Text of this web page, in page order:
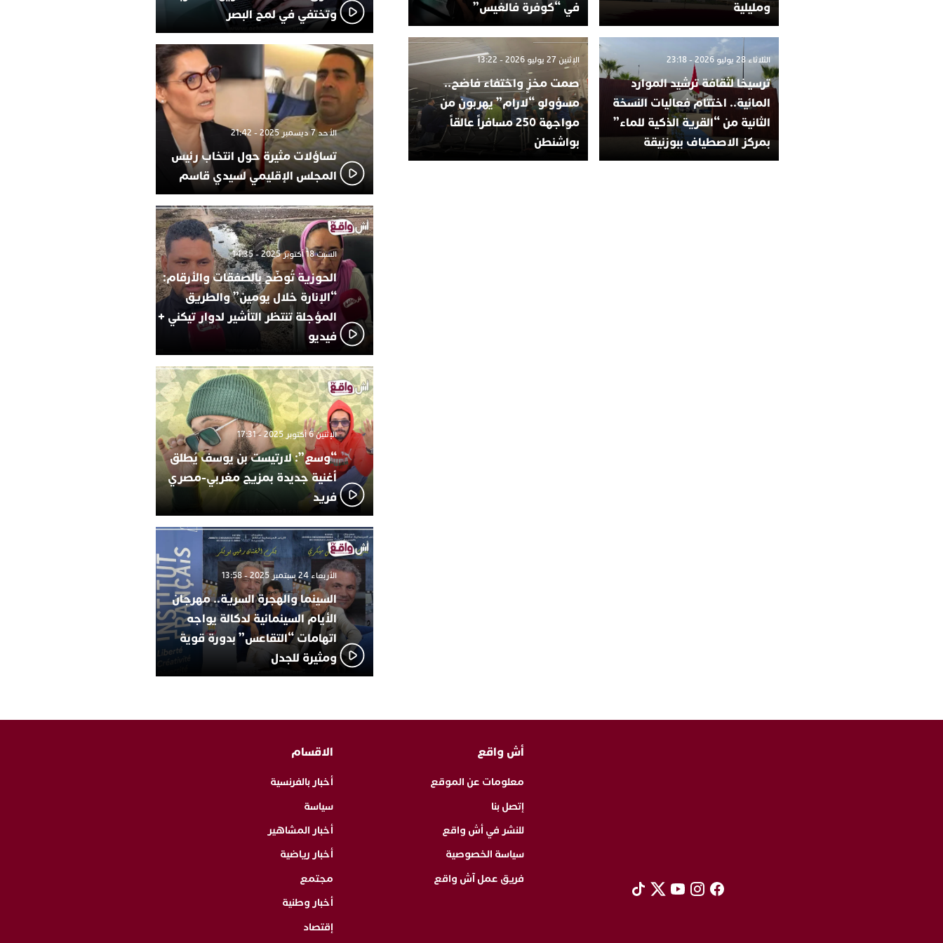
ومليلية
في “كوفرة فالغيس”
الثلاثاء 28 يوليو 2026 - 23:18
ترسيخا لثقافة ترشيد الموارد
المائية.. اختتام فعاليات النسخة
الثانية من “القرية الذكية للماء”
بمركز الاصطياف ببوزنيقة
الإثنين 27 يوليو 2026 - 13:22
صمت مخزٍ واختفاء فاضح..
مسؤولو “لارام” يهربون من
مواجهة 250 مسافراً عالقاً
بواشنطن
وتختفي في لمح البصر
الأحد 7 ديسمبر 2025 - 21:42
تساؤلات مثيرة حول انتخاب رئيس
المجلس الإقليمي لسيدي قاسم
السبت 18 أكتوبر 2025 - 14:35
الحوزية تُوضّح بالصفقات والأرقام:
“الإنارة خلال يومين” والطريق
المؤجلة تنتظر التأشير لدوار تيكني +
فيديو
الإثنين 6 أكتوبر 2025 - 17:31
“وسع”: لارتيست بن يوسف يُطلق
أغنية جديدة بمزيج مغربي-مصري
فريد
الأربعاء 24 سبتمبر 2025 - 13:58
السينما والهجرة السرية.. مهرجان
الأيام السينمائية لدكالة يواجه
اتهامات “التقاعس” بدورة قوية
ومثيرة للجدل
أش واقع
معلومات عن الموقع
إتصل بنا
للنشر في أش واقع
سياسة الخصوصية
فريق عمل آش واقع
الاقسام
أخبار بالفرنسية
سياسة
أخبار المشاهير
أخبار رياضية
مجتمع
أخبار وطنية
إقتصاد